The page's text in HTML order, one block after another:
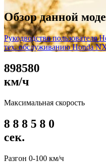
Обзор данной
Рукодводство пользователя
тех. обслуживанию Honda
898580
км/ч
Максимальная скорость
8 8 8 5 8 0
сек.
Разгон 0-100 км/ч